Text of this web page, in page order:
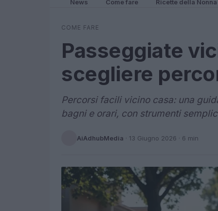
News Come fare Ricette della Nonna
COME FARE
Passeggiate
scegliere
Percorsi facili vicino casa: una
bagni e orari, con strumenti
AiAdhubMedia · 13 Giugno 2026 · 6 min